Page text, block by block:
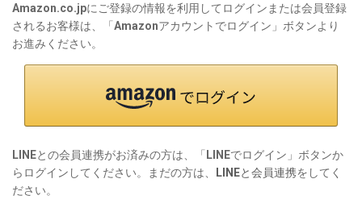
Amazon.co.jpにご登録の情報を利用してログインまたは会員登録
されるお客様は、「Amazonアカウントでログイン」ボタンより
お進みください。
LINEとの会員連携がお済みの方は、「LINEでログイン」ボタンか
らログインしてください。まだの方は、
LINEと会員連携をしてく
ださい。